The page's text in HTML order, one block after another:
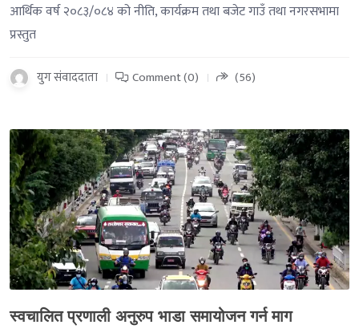
आर्थिक वर्ष २०८३/०८४ को नीति, कार्यक्रम तथा बजेट गाउँ तथा नगरसभामा
प्रस्तुत
युग संवाददाता Comment (0) (56)
स्वचालित प्रणाली अनुरुप भाडा समायोजन गर्न माग